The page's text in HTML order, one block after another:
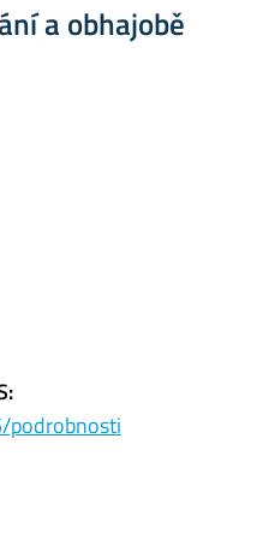
a obhajobě
podrobnosti